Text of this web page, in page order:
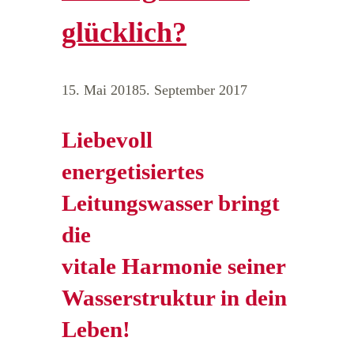
glücklich?
15. Mai 20185. September 2017
Liebevoll
energetisiertes
Leitungswasser bringt
die
vitale Harmonie seiner
Wasserstruktur in dein
Leben!